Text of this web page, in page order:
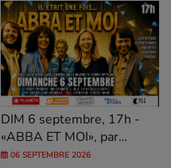
DIM 6 septembre, 17h -
«ABBA ET MOI», par
Marie-Laure Sanchez
06 SEPTEMBRE 2026